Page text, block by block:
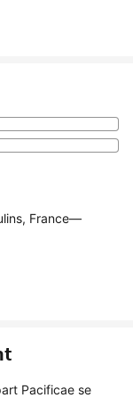
France—
Pacificae se